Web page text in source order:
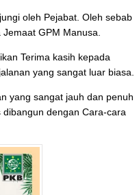
oleh Pejabat. Oleh sebab
GPM Manusa.
Terima kasih kepada
yang sangat luar biasa.
yang sangat jauh dan penuh
dengan Cara-cara